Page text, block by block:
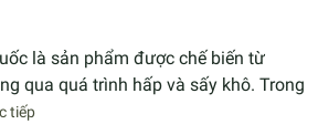
là sản phẩm được chế biến từ
qua quá trình hấp và sấy khô. Trong
tiếp